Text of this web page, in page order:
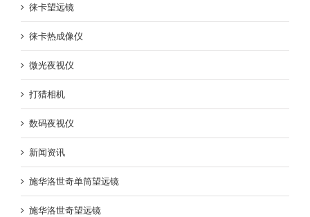
徕卡望远镜
徕卡热成像仪
微光夜视仪
打猎相机
数码夜视仪
新闻资讯
施华洛世奇单筒望远镜
施华洛世奇望远镜